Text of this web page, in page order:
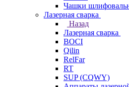
Чашки
Лазерная сварка
Назад
Лазерная сварка
BOCI
Qilin
RelFar
RT
SUP (CQWY)